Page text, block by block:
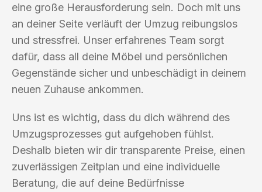
eine große Herausforderung sein. Doch mit uns
an deiner Seite verläuft der Umzug reibungslos
und stressfrei. Unser erfahrenes Team sorgt
dafür, dass all deine Möbel und persönlichen
Gegenstände sicher und unbeschädigt in deinem
neuen Zuhause ankommen.
Uns ist es wichtig, dass du dich während des
Umzugsprozesses gut aufgehoben fühlst.
Deshalb bieten wir dir transparente Preise, einen
zuverlässigen Zeitplan und eine individuelle
Beratung, die auf deine Bedürfnisse